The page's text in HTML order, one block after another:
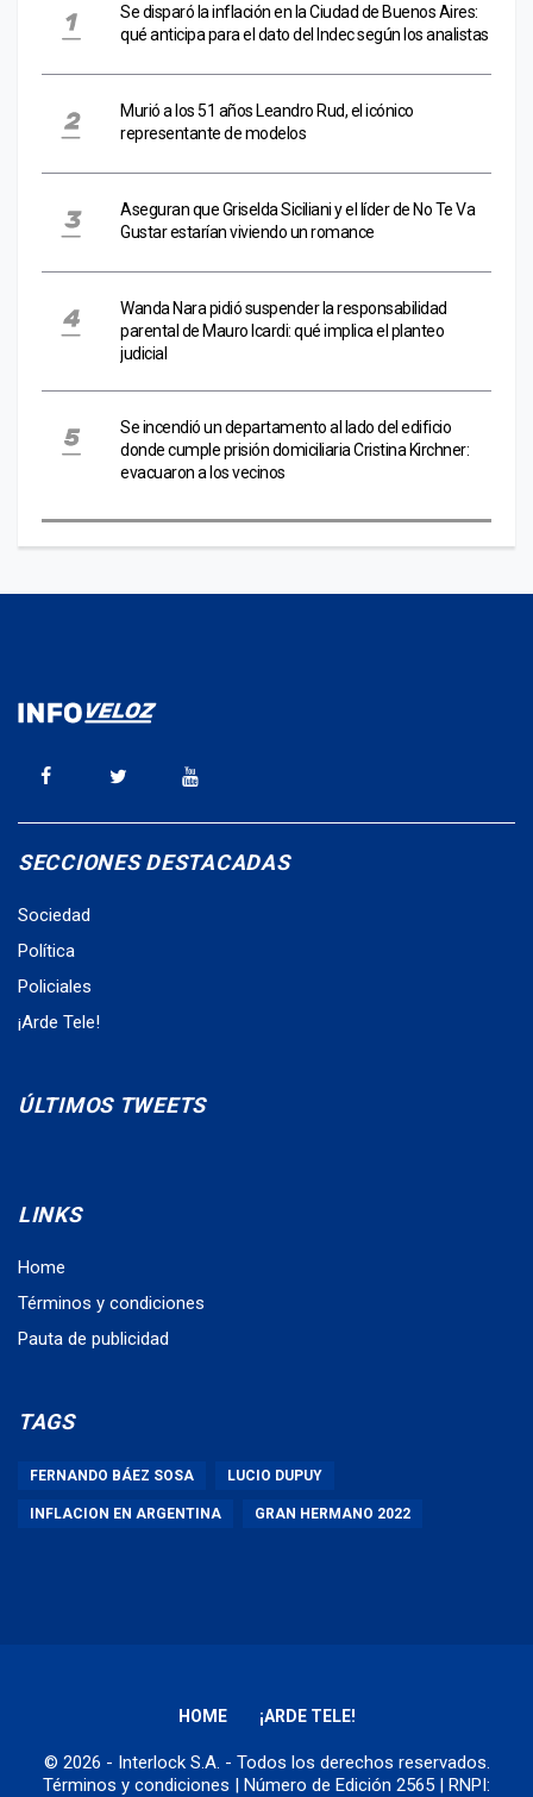
Se disparó la inflación en la Ciudad de Buenos Aires:
qué anticipa para el dato del Indec según los analistas
Murió a los 51 años Leandro Rud, el icónico
representante de modelos
Aseguran que Griselda Siciliani y el líder de No Te Va
Gustar estarían viviendo un romance
Wanda Nara pidió suspender la responsabilidad
parental de Mauro Icardi: qué implica el planteo
judicial
Se incendió un departamento al lado del edificio
donde cumple prisión domiciliaria Cristina Kirchner:
evacuaron a los vecinos
SECCIONES DESTACADAS
Sociedad
Política
Policiales
¡Arde Tele!
ÚLTIMOS TWEETS
LINKS
Home
Términos y condiciones
Pauta de publicidad
TAGS
FERNANDO BÁEZ SOSA LUCIO DUPUY
INFLACION EN ARGENTINA GRAN HERMANO 2022
HOME ¡ARDE TELE!
© 2026 - Interlock S.A. - Todos los derechos reservados.
Términos y condiciones | Número de Edición 2565 | RNPI: